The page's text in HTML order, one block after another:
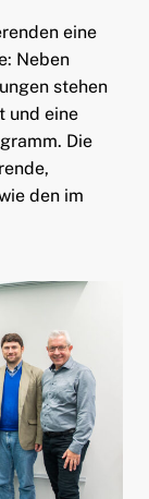
eine
Neben
stehen
und eine
Die
den im